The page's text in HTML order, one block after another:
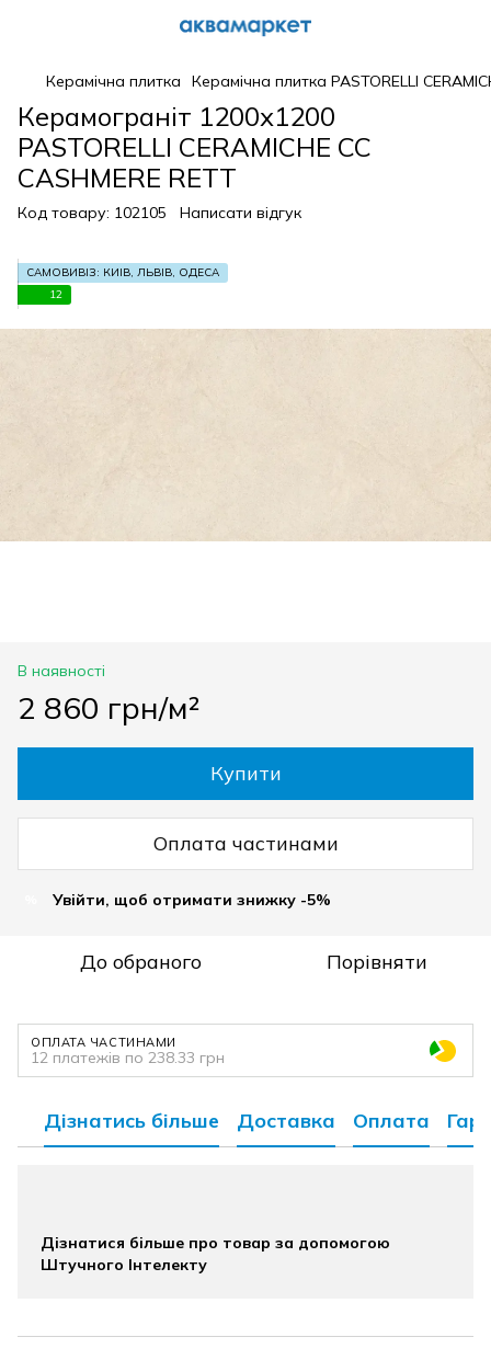
Керамічна плитка Керамічна плитка PASTORELLI
Керамограніт 1200х1200
PASTORELLI CERAMICHE CC
CASHMERE RETT
Код товару: 102105 Написати відгук
САМОВИВІЗ: КИЇВ, ЛЬВІВ, ОДЕСА
12
В наявності
2 860 грн/м²
Купити
Оплата частинами
Увійти, щоб отримати знижку -5%
До обраного Порівняти
ОПЛАТА ЧАСТИНАМИ
12 платежів по 238.33 грн
Дізнатись більше Доставка Оплата
Дізнатися більше про товар за допомогою
Штучного Інтелекту